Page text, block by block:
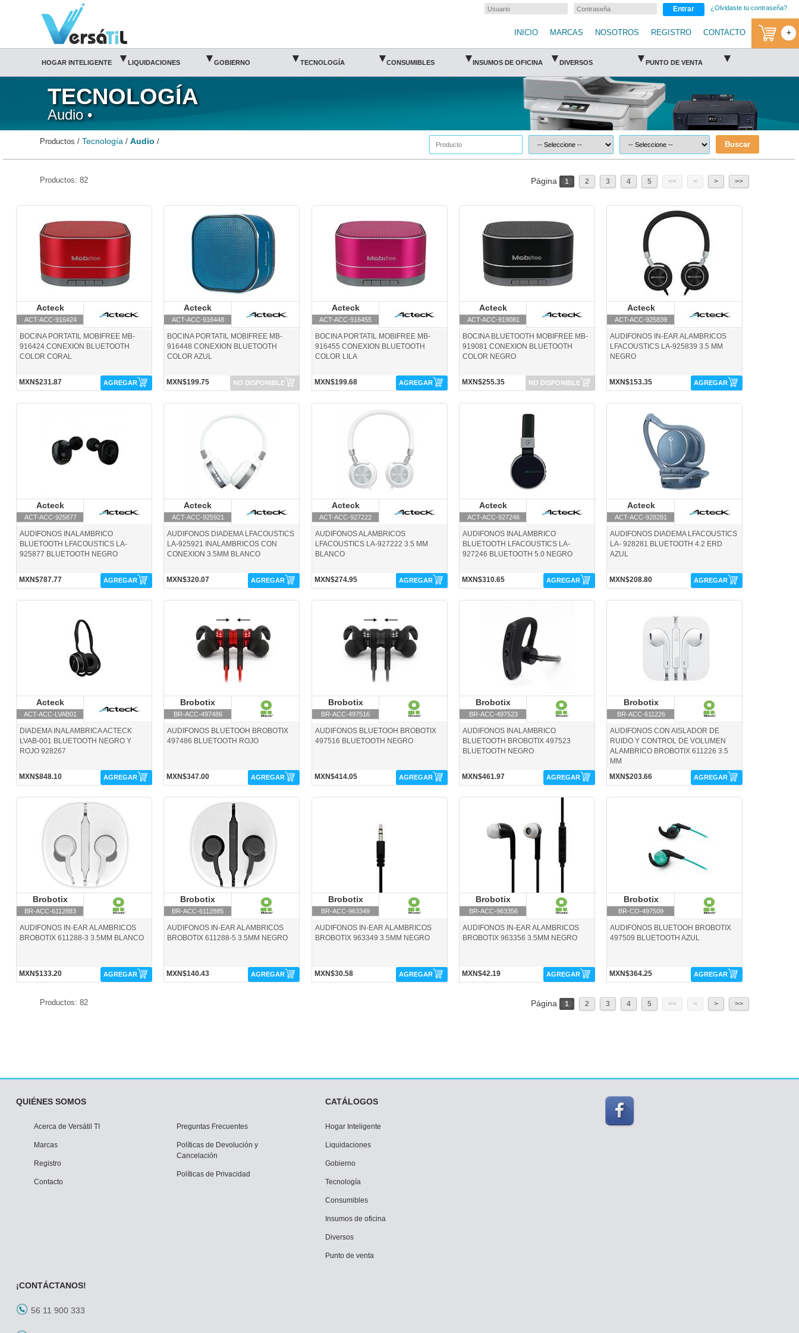
Audio/Tecnología(1)|Versátil TI Entrar ¿Olvidaste tu contraseña?
INICIO MARCAS NOSOTROS REGISTRO CONTACTO +
HOGAR INTELIGENTE ▾ LIQUIDACIONES ▾ GOBIERNO ▾ TECNOLOGÍA ▾ CONSUMIBLES ▾ INSUMOS DE OFICINA ▾ DIVERSOS ▾ PUNTO DE VENTA ▾
TECNOLOGÍA
Audio •
Productos / Tecnología /Audio / Buscar
Productos: 82 Página 1 2 3 4 5 << < > >>
Acteck
ACT-ACC-916424
BOCINA PORTATIL MOBIFREE MB-
916424 CONEXION BLUETOOTH
COLOR CORAL
MXN$231.87 AGREGAR
Acteck
ACT-ACC-916448
BOCINA PORTATIL MOBIFREE MB-
916448 CONEXION BLUETOOTH
COLOR AZUL
MXN$199.75 NO DISPONIBLE
Acteck
ACT-ACC-916455
BOCINA PORTATIL MOBIFREE MB-
916455 CONEXION BLUETOOTH
COLOR LILA
MXN$199.68 AGREGAR
Acteck
ACT-ACC-919081
BOCINA BLUETOOTH MOBIFREE MB-
919081 CONEXION BLUETOOTH
COLOR NEGRO
MXN$255.35 NO DISPONIBLE
ACT-ACC-925839-Acteck
Acteck
ACT-ACC-925839
AUDIFONOS IN-EAR ALAMBRICOS
LFACOUSTICS LA-925839 3.5 MM
NEGRO
MXN$153.35 AGREGAR
Acteck
ACT-ACC-925877
AUDIFONOS INALAMBRICO
BLUETOOTH LFACOUSTICS LA-
925877 BLUETOOTH NEGRO
MXN$787.77 AGREGAR
Acteck
ACT-ACC-925921
AUDIFONOS DIADEMA LFACOUSTICS
LA-925921 INALAMBRICOS CON
CONEXION 3.5MM BLANCO
MXN$320.07 AGREGAR
Acteck
ACT-ACC-927222
AUDIFONOS ALAMBRICOS
LFACOUSTICS LA-927222 3.5 MM
BLANCO
MXN$274.95 AGREGAR
Acteck
ACT-ACC-927246
AUDIFONOS INALAMBRICO
BLUETOOTH LFACOUSTICS LA-
927246 BLUETOOTH 5.0 NEGRO
MXN$310.65 AGREGAR
Acteck
ACT-ACC-928281
AUDIFONOS DIADEMA LFACOUSTICS
LA- 928281 BLUETOOTH 4.2 ERD
AZUL
MXN$208.80 AGREGAR
Acteck
ACT-ACC-LVAB01
DIADEMA INALAMBRICA ACTECK
LVAB-001 BLUETOOTH NEGRO Y
ROJO 928267
MXN$848.10 AGREGAR
Brobotix
BR-ACC-497486
AUDIFONOS BLUETOOH BROBOTIX
497486 BLUETOOTH ROJO
MXN$347.00 AGREGAR
Brobotix
BR-ACC-497516
AUDIFONOS BLUETOOH BROBOTIX
497516 BLUETOOTH NEGRO
MXN$414.05 AGREGAR
Brobotix
BR-ACC-497523
AUDIFONOS INALAMBRICO
BLUETOOTH BROBOTIX 497523
BLUETOOTH NEGRO
MXN$461.97 AGREGAR
Brobotix
BR-ACC-611226
AUDIFONOS CON AISLADOR DE
RUIDO Y CONTROL DE VOLUMEN
ALAMBRICO BROBOTIX 611226 3.5
MM
MXN$203.66
AGREGAR
BR-ACC-6112883-Brobotix
Brobotix
BR-ACC-6112883
AUDIFONOS IN-EAR ALAMBRICOS
BROBOTIX 611288-3 3.5MM BLANCO
MXN$133.20 AGREGAR
BR-ACC-6112885-Brobotix
Brobotix
BR-ACC-6112885
AUDIFONOS IN-EAR ALAMBRICOS
BROBOTIX 611288-5 3.5MM NEGRO
MXN$140.43 AGREGAR
Brobotix
BR-ACC-963349
AUDIFONOS IN-EAR ALAMBRICOS
BROBOTIX 963349 3.5MM NEGRO
MXN$30.58 AGREGAR
Brobotix
BR-ACC-963356
AUDIFONOS IN-EAR ALAMBRICOS
BROBOTIX 963356 3.5MM NEGRO
MXN$42.19 AGREGAR
Brobotix
BR-CO-497509
AUDIFONOS BLUETOOH BROBOTIX
497509 BLUETOOTH AZUL
MXN$364.25 AGREGAR
Productos: 82 Página 1 2 3 4 5 << < > >>
QUIÉNES SOMOS
Acerca de Versátil TI
Marcas
Registro
Contacto
Preguntas Frecuentes
Políticas de Devolución y
Cancelación
Políticas de Privacidad
CATÁLOGOS
Hogar Inteligente
Liquidaciones
Gobierno
Tecnología
Consumibles
Insumos de oficina
Diversos
Punto de venta
¡CONTÁCTANOS!
56 11 900 333